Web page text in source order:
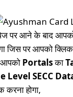
पर आने के बाद
जिस पर आपको क्लिक
Portalsका
Level SECC
होगा,